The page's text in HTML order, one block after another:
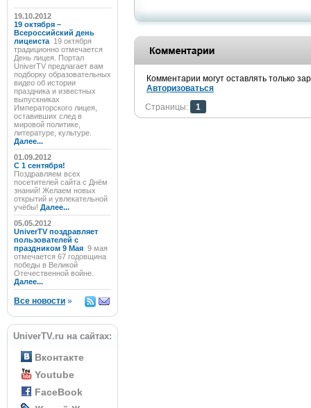
19.10.2012
19 октября –
Всероссийский день
лицеиста 19 октября
традиционно отмечается
День лицея. Портал
UniverTV предлагает вам
подборку образовательных
видео об истории
праздника и известных
выпускниках
Императорского лицея,
оставивших след в
мировой политике,
литературе, культуре.
Далее...
01.09.2012
C 1 сентября!
Поздравляем всех
посетителей сайта с Днём
знаний! Желаем новых
открытий и увлекательной
учёбы! Далее...
05.05.2012
UniverTV поздравляет
пользователей с
праздником 9 Мая 9 мая
отмечается 67 годовщина
победы в Великой
Отечественной войне.
Далее...
Все новости »
UniverTV.ru на сайтах:
Вконтакте
Youtube
FaceBook
Комментарии могут оставлять только
Авторизоваться
Страницы:
1